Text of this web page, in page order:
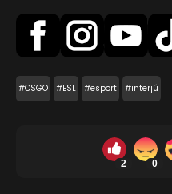
#CSGO #ESL #esport #interjú
2 0